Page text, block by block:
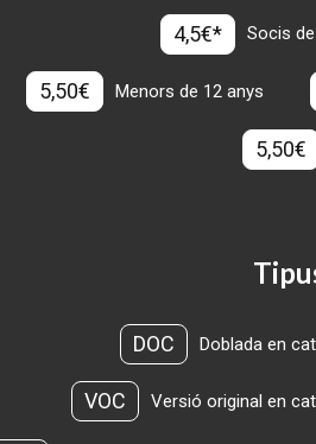
4,5€* Socis
5,50€ Menors de 12 anys
5,50€
DOC Doblada en
VOC Versió original en